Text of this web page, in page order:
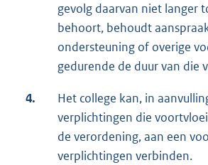
gevolg daarvan niet langer
behoort, behoudt
ondersteuning of overige
gedurende de duur van die
4.
Het college kan, in
verplichtingen die
de verordening, aan een
verplichtingen verbinden.